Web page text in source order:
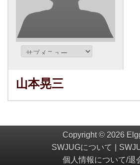
山本晃三
Copyright © 2026
SWJUGについて
個人情報について/退